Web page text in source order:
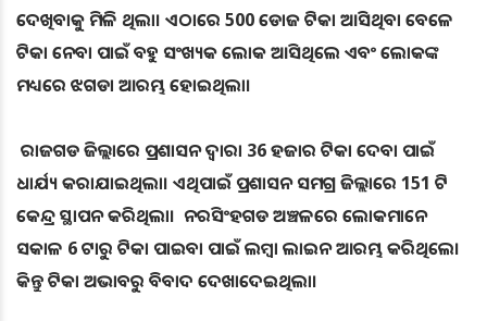
ଦେଖିବାକୁ ମିଳି ଥିଲା। ଏଠାରେ 500 ଡୋଜ ଟିକା ଆସିଥିବା ବେଳେ
ଟିକା ନେବା ପାଇଁ ବହୁ ସଂଖ୍ୟକ ଲୋକ ଆସିଥିଲେ ଏବଂ ଲୋକଙ୍କ
ମଧ୍ୟରେ ଝଗଡା ଆରମ୍ଭ ହୋଇଥିଲା।
ରାଜଗଡ ଜିଲ୍ଲାରେ ପ୍ରଶାସନ ଦ୍ୱାରା 36 ହଜାର ଟିକା ଦେବା ପାଇଁ
ଧାର୍ଯ୍ୟ କରାଯାଇଥିଲା। ଏଥିପାଇଁ ପ୍ରଶାସନ ସମଗ୍ର ଜିଲ୍ଲାରେ 151 ଟି
କେନ୍ଦ୍ର ସ୍ଥାପନ କରିଥିଲା। ନରସିଂହଗଡ ଅଞ୍ଚଳରେ ଲୋକମାନେ
ସକାଳ 6 ଟାରୁ ଟିକା ପାଇବା ପାଇଁ ଲମ୍ବା ଲାଇନ ଆରମ୍ଭ କରିଥିଲେ।
କିନ୍ତୁ ଟିକା ଅଭାବରୁ ବିବାଦ ଦେଖାଦେଇଥିଲା।